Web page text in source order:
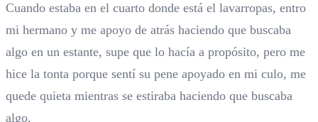
Cuando estaba en el cuarto donde está el lavarropas, entro
mi hermano y me apoyo de atrás haciendo que buscaba
algo en un estante, supe que lo hacía a propósito, pero me
hice la tonta porque sentí su pene apoyado en mi culo, me
quede quieta mientras se estiraba haciendo que buscaba
algo.